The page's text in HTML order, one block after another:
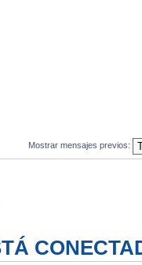
Mostrar mensajes previos: